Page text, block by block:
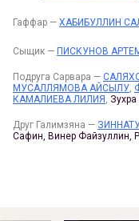
Гаффар — ХАБИБУЛЛИН
Сыщик — ПИСКУНОВ
Подруга Сарвара —
МУСАЛЛЯМОВА АЙСЫЛУ,
КАМАЛИЕВА ЛИЛИЯ ,
Друг Галимзяна —
Сафин, Винер Файзуллин,